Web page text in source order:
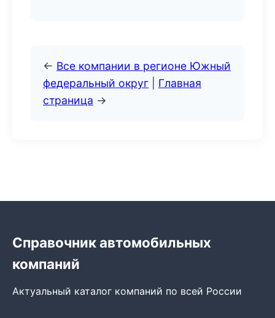
← Все компании в регионе Южный
федеральный округ
Главная
страница →
Справочник автомобильных
компаний
Актуальный каталог компаний по всей России